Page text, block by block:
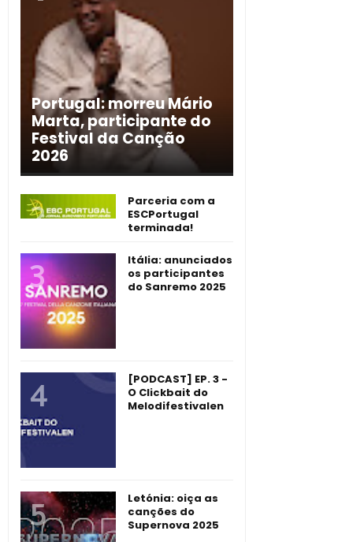
Portugal: morreu Mário
Marta, participante do
Festival da Canção
2026
Parceria com a
ESCPortugal
terminada!
Itália: anunciados
os participantes
do Sanremo 2025
[PODCAST] EP. 3 -
O Clickbait do
Melodifestivalen
Letónia: oiça as
canções do
Supernova 2025